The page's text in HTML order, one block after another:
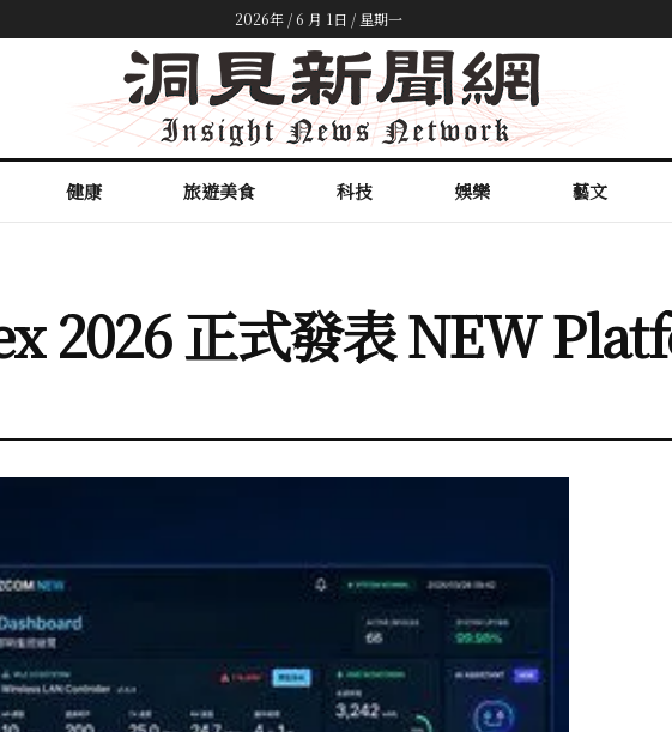
2026年 / 6 月 1日 / 星期一
健康 旅遊美食 科技 娛樂 藝文
2026 正式發表 NEW